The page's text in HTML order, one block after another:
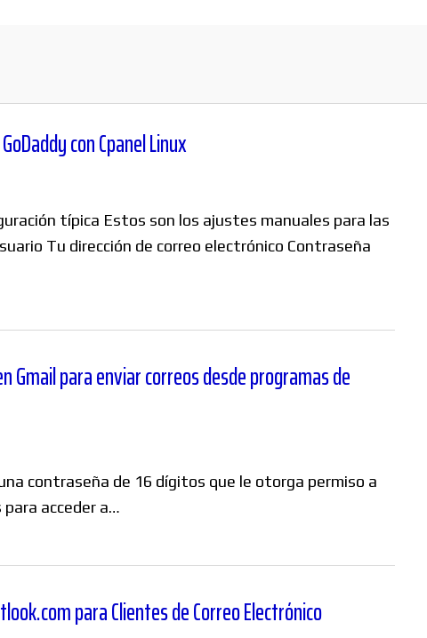
con Cpanel Linux
típica Estos son los ajustes manuales para las
Tu dirección de correo electrónico Contraseña
Gmail para enviar correos desde programas de
contraseña de 16 dígitos que le otorga permiso a
acceder a…
para Clientes de Correo Electrónico